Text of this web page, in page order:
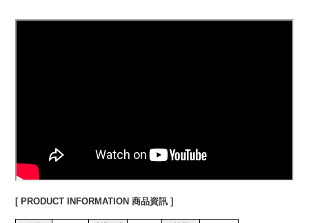
[ PRODUCT INFORMATION 商品資訊 ]